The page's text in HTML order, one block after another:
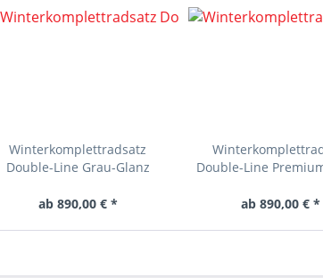
Winterkomplettradsatz
Double-Line Grau-Glanz
ab 890,00 € *
Double-Line
ab 890,00 € *